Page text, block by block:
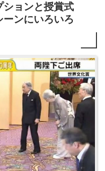
ションと授賞式
ンにいろいろ